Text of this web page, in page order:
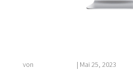
von | Mai 25, 2023